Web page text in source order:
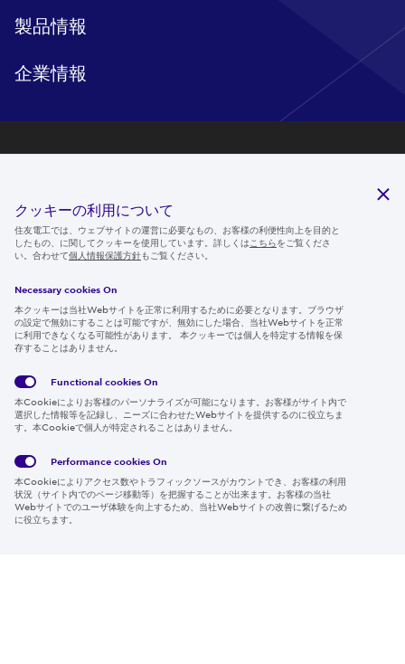
製品情報
企業情報
ニュースルーム
IR情報
採用情報
Global
Policy
サイト
約
Region & Language:
Japan | JP
クッキーの利用について
住友電工では、ウェブサイトの運営に必要なもの、お客様の利便性向上を目的と
したもの、に関してクッキーを使用しています。詳しくは こちらをご覧くださ
い。合わせて個人情報保護方針もご覧ください。
Necessary cookies On
本クッキーは当社Webサイトを正常に利用するために必要となります。ブラウザ
の設定で無効にすることは可能ですが、無効にした場合、当社Webサイトを正常
に利用できなくなる可能性があります。 本クッキーでは個人を特定する情報を保
存することはありません。
Functional cookies On
本Cookieによりお客様のパーソナライズが可能になります。お客様がサイト内で
選択した情報等を記録し、ニーズに合わせたWebサイトを提供するのに役立ちま
す。本Cookieで個人が特定されることはありません。
Performance cookies On
本Cookieによりアクセス数やトラフィックソースがカウントでき、お客様の利用
状況（サイト内でのページ移動等）を把握することが出来ます。お客様の当社
Webサイトでのユーザ体験を向上するため、当社Webサイトの改善に繋げるため
に役立ちます。